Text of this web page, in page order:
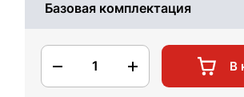
Базовая комплектация
1 В